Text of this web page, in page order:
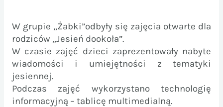
W grupie „Żabki”odbyły się zajęcia otwarte dla
rodziców „Jesień dookoła”.
W czasie zajęć dzieci zaprezentowały nabyte
wiadomości i umiejętności z tematyki
jesiennej.
Podczas zajęć wykorzystano technologię
informacyjną – tablicę multimedialną.